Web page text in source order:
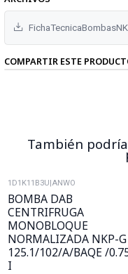
COMPARTIR ESTE
También
1D1K11B3U ANWO
BOMBA DAB
CENTRIFRUGA
MONOBLOQUE
NORMALIZADA NKP-
125.1/102/A/BAQE /
I